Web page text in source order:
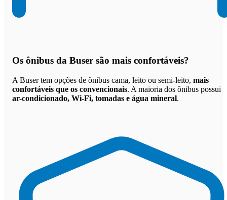
Os ônibus da Buser são mais confortáveis?
A Buser tem opções de ônibus cama, leito ou semi-leito, mais
confortáveis que os convencionais. A maioria dos ônibus possui
ar-condicionado, Wi-Fi, tomadas e água mineral.